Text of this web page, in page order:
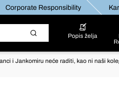
Corporate Responsibility
Popis želja
i Jankomiru neće raditi, kao ni naši